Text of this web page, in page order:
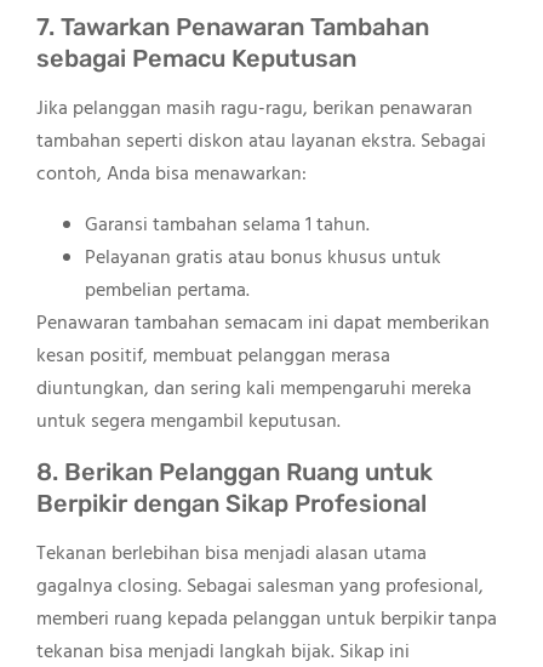
7. Tawarkan Penawaran Tambahan
sebagai Pemacu Keputusan
Jika pelanggan masih ragu-ragu, berikan penawaran
tambahan seperti diskon atau layanan ekstra. Sebagai
contoh, Anda bisa menawarkan:
Garansi tambahan selama 1 tahun.
Pelayanan gratis atau bonus khusus untuk
pembelian pertama.
Penawaran tambahan semacam ini dapat memberikan
kesan positif, membuat pelanggan merasa
diuntungkan, dan sering kali mempengaruhi mereka
untuk segera mengambil keputusan.
8. Berikan Pelanggan Ruang untuk
Berpikir dengan Sikap Profesional
Tekanan berlebihan bisa menjadi alasan utama
gagalnya closing. Sebagai salesman yang profesional,
memberi ruang kepada pelanggan untuk berpikir tanpa
tekanan bisa menjadi langkah bijak. Sikap ini